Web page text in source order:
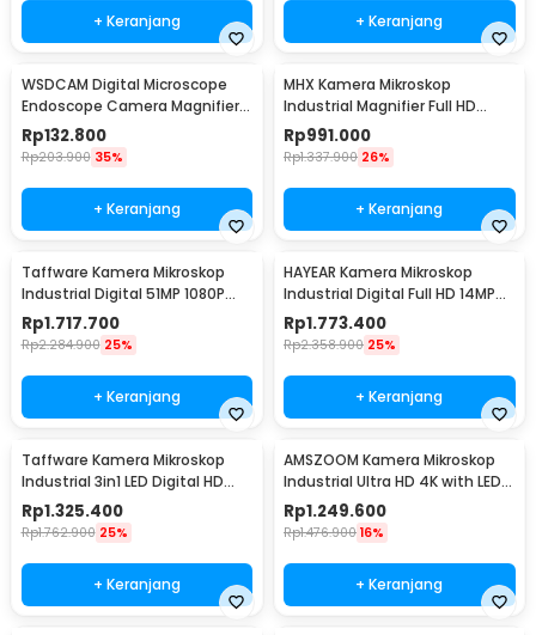
+ Keranjang + Keranjang
WSDCAM Digital Microscope
Endoscope Camera Magnifier
1600X - WS1600
Rp132.800
Rp203.900 35%
+ Keranjang
MHX Kamera Mikroskop
Industrial Magnifier Full HD
48MP 2K - V8
Rp991.000
Rp1.337.900 26%
+ Keranjang
Taffware Kamera Mikroskop
Industrial Digital 51MP 1080P
150X LED USB - MIC-213
Rp1.717.700
Rp2.284.900 25%
+ Keranjang
HAYEAR Kamera Mikroskop
Industrial Digital Full HD 14MP
1080P - HY60
Rp1.773.400
Rp2.358.900 25%
+ Keranjang
Taffware Kamera Mikroskop
Industrial 3in1 LED Digital HD
Lens 13MP - YZ130
Rp1.325.400
Rp1.762.900 25%
+ Keranjang
AMSZOOM Kamera Mikroskop
Industrial Ultra HD 4K with LED
Light - AZ4
Rp1.249.600
Rp1.476.900 16%
+ Keranjang